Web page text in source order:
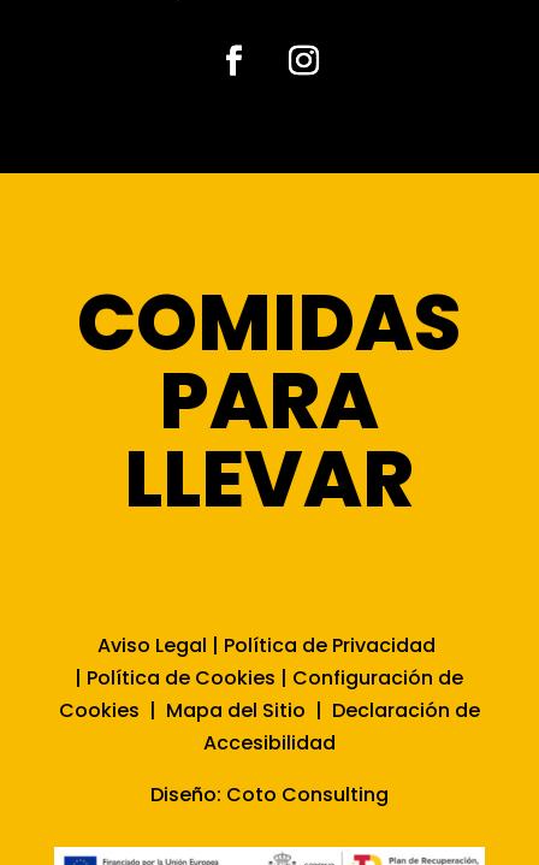
COMIDAS
PARA
LLEVAR
Aviso Legal | Política de Privacidad
| Política de Cookies | Configuración de
Cookies | Mapa del Sitio | Declaración de
Accesibilidad
Diseño: Coto Consulting